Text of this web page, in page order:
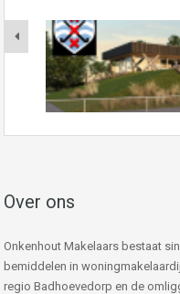
Over ons
Onkenhout Makelaars bestaat
bemiddelen in
regio Badhoevedorp en de